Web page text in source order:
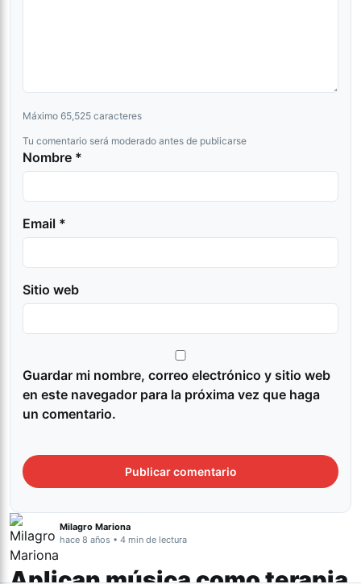
Máximo 65,525 caracteres
Tu comentario será moderado antes de publicarse
Nombre *
Email *
Sitio web
Guardar mi nombre, correo electrónico y sitio web
en este navegador para la próxima vez que haga
un comentario.
Milagro Mariona
hace 8 años • 4 min de lectura